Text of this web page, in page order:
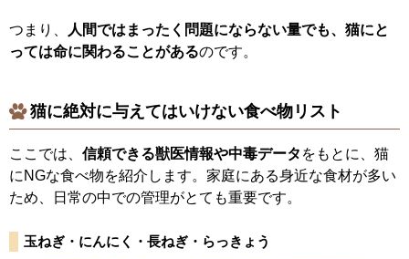
つまり、
人間ではまったく問題にならない量でも、猫にと
っては命に関わることがあるのです。
猫に絶対に与えてはいけない食べ物リスト
ここでは、 信頼できる獣医情報や中毒データ をもとに、猫
にNGな食べ物を紹介します。家庭にある身近な食材が多い
ため、日常の中での管理がとても重要です。
玉ねぎ・にんにく・長ねぎ・らっきょう